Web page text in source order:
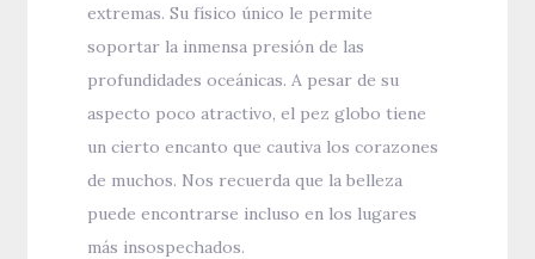
extremas. Su físico único le permite
soportar la inmensa presión de las
profundidades oceánicas. A pesar de su
aspecto poco atractivo, el pez globo tiene
un cierto encanto que cautiva los corazones
de muchos. Nos recuerda que la belleza
puede encontrarse incluso en los lugares
más insospechados.